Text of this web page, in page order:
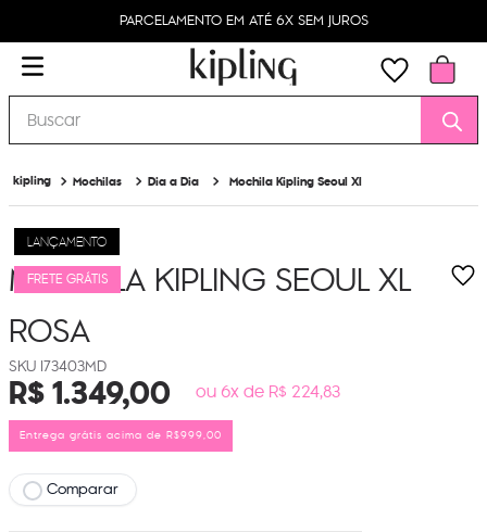
PARCELAMENTO EM ATÉ 6X SEM JUROS
Buscar
Mochilas Dia a Dia Mochila Kipling Seoul Xl
LANÇAMENTO
FRETE GRÁTIS
MOCHILA KIPLING SEOUL XL
ROSA
I73403MD
R$1.349,00 ou 6x de R$ 224,83
Entrega grátis acima de R$999,00
Comparar